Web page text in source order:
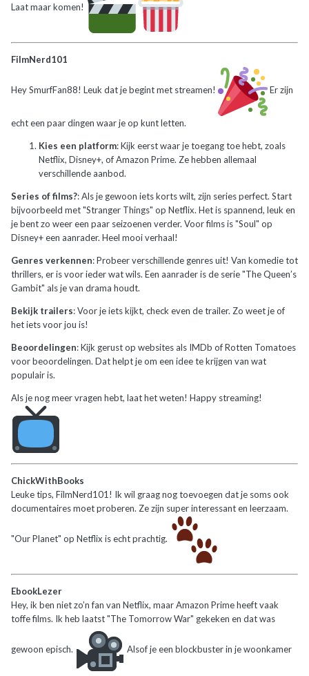
Laat maar komen!
FilmNerd101
Hey SmurfFan88! Leuk dat je begint met streamen! Er zijn
echt een paar dingen waar je op kunt letten.
Kies een platform: Kijk eerst waar je toegang toe hebt, zoals
Netflix, Disney+, of Amazon Prime. Ze hebben allemaal
verschillende aanbod.
Series of films?: Als je gewoon iets korts wilt, zijn series perfect. Start
bijvoorbeeld met "Stranger Things" op Netflix. Het is spannend, leuk en
je bent zo weer een paar seizoenen verder. Voor films is "Soul" op
Disney+ een aanrader. Heel mooi verhaal!
Genres verkennen: Probeer verschillende genres uit! Van komedie tot
thrillers, er is voor ieder wat wils. Een aanrader is de serie "The Queen’s
Gambit" als je van drama houdt.
Bekijk trailers: Voor je iets kijkt, check even de trailer. Zo weet je of
het iets voor jou is!
Beoordelingen: Kijk gerust op websites als IMDb of Rotten Tomatoes
voor beoordelingen. Dat helpt je om een idee te krijgen van wat
populair is.
Als je nog meer vragen hebt, laat het weten! Happy streaming!
ChickWithBooks
Leuke tips, FilmNerd101! Ik wil graag nog toevoegen dat je soms ook
documentaires moet proberen. Ze zijn super interessant en leerzaam.
"Our Planet" op Netflix is echt prachtig.
EbookLezer
Hey, ik ben niet zo’n fan van Netflix, maar Amazon Prime heeft vaak
toffe films. Ik heb laatst "The Tomorrow War" gekeken en dat was
gewoon episch. Alsof je een blockbuster in je woonkamer